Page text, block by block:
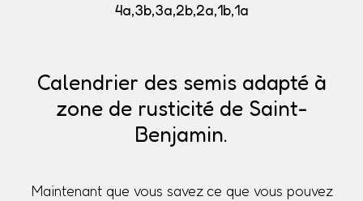
4a,3b,3a,2b,2a,1b,1a
Calendrier des semis adapté à
zone de rusticité de Saint-
Benjamin.
Maintenant que vous savez ce que vous pouvez